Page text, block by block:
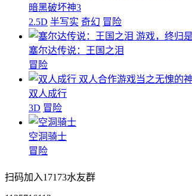
暗黑破坏神3
2.5D 半写实 奇幻 冒险
游戏，终归
塞尔达传说：王国之泪
冒险
双人合作游戏当之无愧的神
双人成行
3D 冒险
空洞骑士
冒险
扫码加入17173水友群